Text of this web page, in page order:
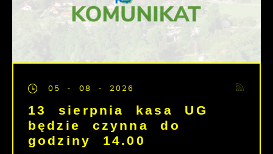
05 - 08 - 2026
13 sierpnia kasa UG
będzie czynna do
godziny 14.00